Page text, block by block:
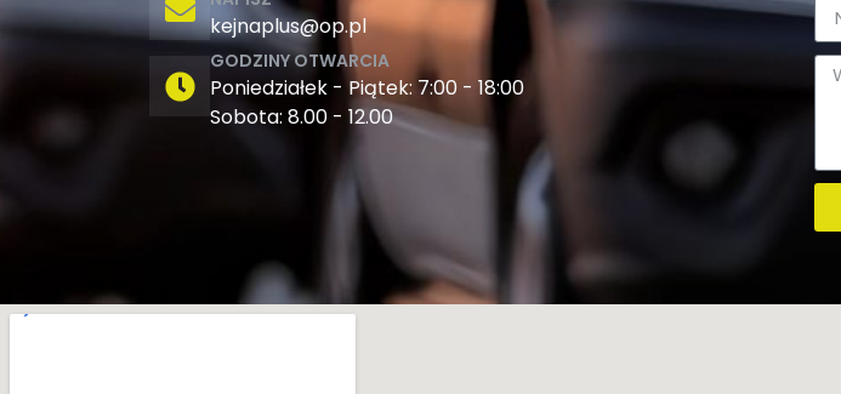
kejnaplus@op.pl
GODZINY OTWARCIA
Poniedziałek - Piątek: 7:00 - 18:00
Sobota: 8.00 - 12.00